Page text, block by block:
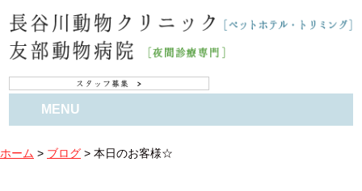
MENU
ホーム > ブログ > 本日のお客様☆